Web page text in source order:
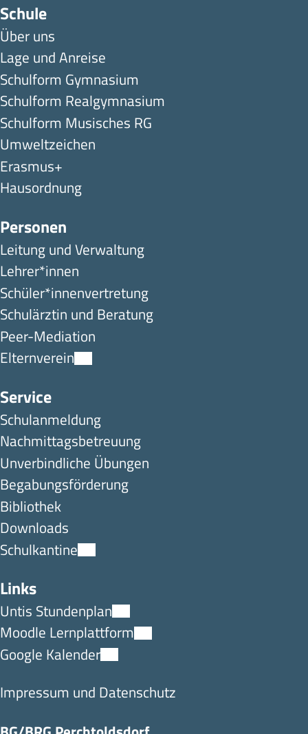
Schule
Über uns
Lage und Anreise
Schulform Gymnasium
Schulform Realgymnasium
Schulform Musisches RG
Umweltzeichen
Erasmus+
Hausordnung
Personen
Leitung und Verwaltung
Lehrer*innen
Schüler*innen­ver­tretung
Schulärztin und Beratung
Peer-Mediation
Elternverein
Service
Schulanmeldung
Nachmittagsbetreuung
Unverbindliche Übungen
Begabungsförderung
Bibliothek
Downloads
Schulkantine
Links
Untis Stundenplan
Moodle Lernplattform
Google Kalender
Impressum und Datenschutz